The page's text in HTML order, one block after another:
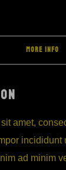
MORE INFO
amet,
incididunt
ad minim